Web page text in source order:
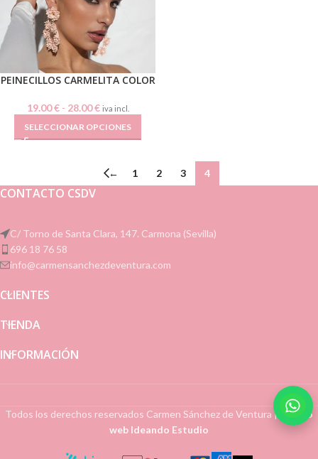
PEINECILLOS CARMELITA COLOR
19.00€ - 28.00€ iva incl.
SELECCIONAR OPCIONES
← 1 2 3 4
CONTACTO CSDV
C/ Torno de Santa Clara, 147. Carmona (Sevilla)
696 18 76 58
info@carmensanchezdeventura.com
CLIENTES
TIENDA
INFORMACIÓN
Todos los derechos reservados Carmen Sánchez de Ventura|
Diseño
web Ideando Estudio